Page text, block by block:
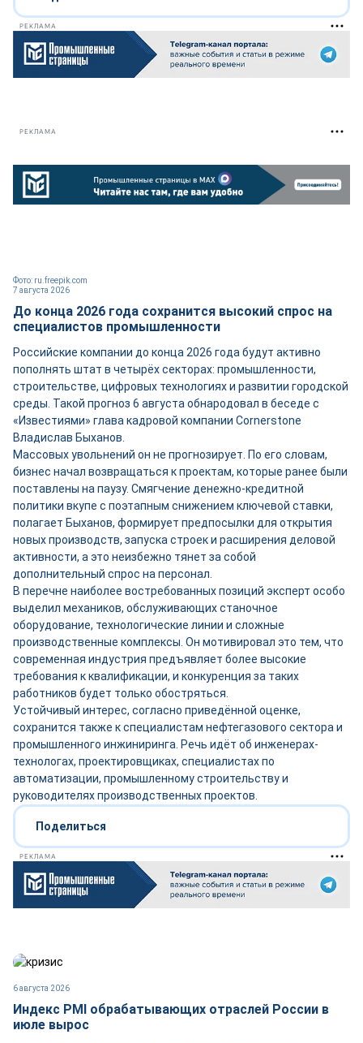
РЕКЛАМА
РЕКЛАМА
7 августа 2026
Фото: ru.freepik.com
До конца 2026 года сохранится высокий спрос на
специалистов промышленности
Российские компании до конца 2026 года будут активно
пополнять штат в четырёх секторах: промышленности,
строительстве, цифровых технологиях и развитии городской
среды. Такой прогноз 6 августа обнародовал в беседе с
«Известиями» глава кадровой компании Cornerstone
Владислав Быханов.
Массовых увольнений он не прогнозирует. По его словам,
бизнес начал возвращаться к проектам, которые ранее были
поставлены на паузу. Смягчение денежно-кредитной
политики вкупе с поэтапным снижением ключевой ставки,
полагает Быханов, формирует предпосылки для открытия
новых производств, запуска строек и расширения деловой
активности, а это неизбежно тянет за собой
дополнительный спрос на персонал.
В перечне наиболее востребованных позиций эксперт особо
выделил механиков, обслуживающих станочное
оборудование, технологические линии и сложные
производственные комплексы. Он мотивировал это тем, что
современная индустрия предъявляет более высокие
требования к квалификации, и конкуренция за таких
работников будет только обостряться.
Устойчивый интерес, согласно приведённой оценке,
сохранится также к специалистам нефтегазового сектора и
промышленного инжиниринга. Речь идёт об инженерах-
технологах, проектировщиках, специалистах по
автоматизации, промышленному строительству и
руководителях производственных проектов.
Поделиться
РЕКЛАМА
6 августа 2026
Индекс PMI обрабатывающих отраслей России в
июле вырос